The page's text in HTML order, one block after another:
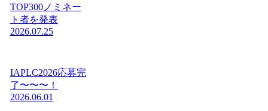
TOP300ノミネー
ト者を発表
2026.07.25
IAPLC2026応募完
了〜〜〜！
2026.06.01